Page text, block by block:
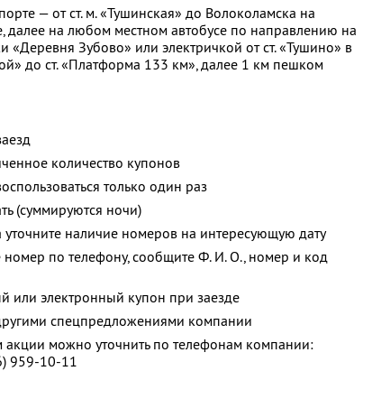
— от ст. м. «Тушинская» до Волоколамска на
далее на любом местном автобусе по направлению на
«Деревня Зубово» или электричкой от ст. «Тушино» в
до ст. «Платформа 133 км», далее 1 км пешком
количество купонов
только один раз
(суммируются ночи)
наличие номеров на интересующую дату
номер по телефону, сообщите Ф. И. О., номер и код
или электронный купон при заезде
спецпредложениями компании
можно уточнить по телефонам компании:
959-10-11